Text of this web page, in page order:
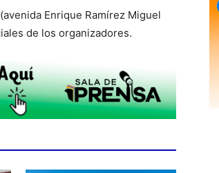
Enrique Ramírez Miguel
de los organizadores.